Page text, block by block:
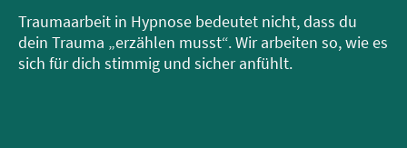
Traumaarbeit in Hypnose bedeutet nicht, dass du
dein Trauma „erzählen musst“. Wir arbeiten so, wie es
sich für dich stimmig und sicher anfühlt.